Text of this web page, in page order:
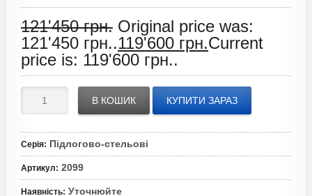
121'450грн. Original price was:
121'450 грн..119'600грн.Current
price is: 119'600 грн..
В КОШИК КУПИТИ ЗАРАЗ
Серія: Підлогово-стельові
Артикул: 2099
Наявність: Уточнюйте